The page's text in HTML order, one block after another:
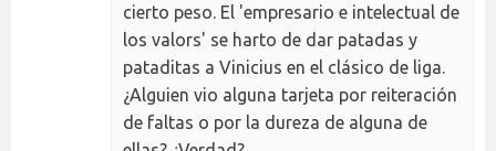
cierto peso. El 'empresario e intelectual de
los valors' se harto de dar patadas y
pataditas a Vinicius en el clásico de liga.
¿Alguien vio alguna tarjeta por reiteración
de faltas o por la dureza de alguna de